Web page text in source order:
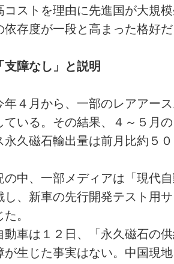
コストを理由に先進国が大規
依存度が一段と高まった格好
支障なし」と説明
年４月から、一部のレアアー
ている。その結果、４～５月
永久磁石輸出量は前月比約５
の中、一部メディアは「現代
し、新車の先行開発テスト用
。
動車は１２日、「永久磁石の
が生じた事実はない。中国現